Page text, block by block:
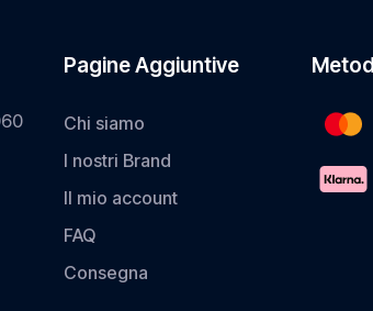
Pagine Aggiuntive
Chi siamo
I nostri Brand
Il mio account
FAQ
Consegna